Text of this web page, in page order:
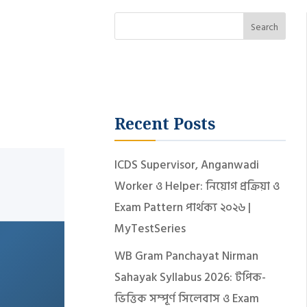
Search
Recent Posts
ICDS Supervisor, Anganwadi
Worker ও Helper: নিয়োগ প্রক্রিয়া ও
Exam Pattern পার্থক্য ২০২৬ |
MyTestSeries
WB Gram Panchayat Nirman
Sahayak Syllabus 2026: টপিক-
ভিত্তিক সম্পূর্ণ সিলেবাস ও Exam